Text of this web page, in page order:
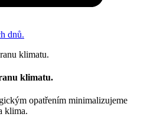
dnů.
klimatu.
opatřením minimalizujeme
klima.